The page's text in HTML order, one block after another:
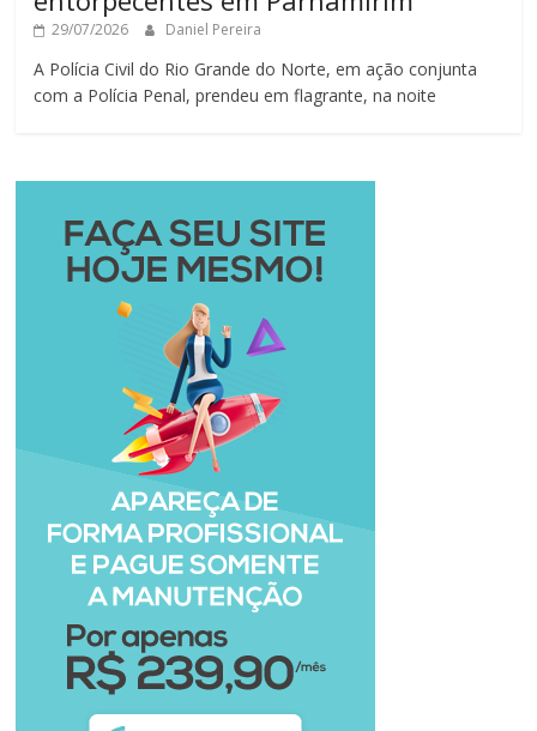
29/07/2026 Daniel Pereira
A Polícia Civil do Rio Grande do Norte, em ação conjunta
com a Polícia Penal, prendeu em flagrante, na noite